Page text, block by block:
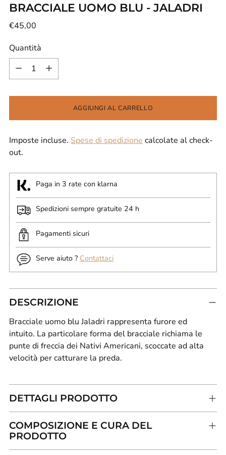
BRACCIALE UOMO BLU - JALADRI
Prezzo
listino
€45,00
Quantità
Quantità
AGGIUNGI AL CARRELLO
Imposte incluse. Spese di spedizione calcolate al check-
out.
Paga in 3 rate con klarna
Spedizioni sempre gratuite 24 h
Pagamenti sicuri
Serve aiuto ? Contattaci
DESCRIZIONE
Bracciale uomo blu Jaladri rappresenta furore ed
intuito. La particolare forma del bracciale richiama le
punte di freccia dei Nativi Americani, scoccate ad alta
velocità per catturare la preda.
DETTAGLI PRODOTTO
COMPOSIZIONE E CURA DEL
PRODOTTO